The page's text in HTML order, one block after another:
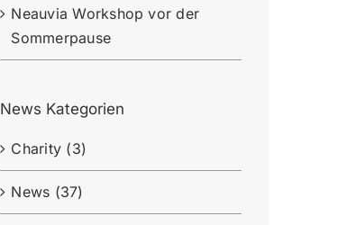
Neauvia Workshop vor der
Sommerpause
News Kategorien
Charity (3)
News (37)